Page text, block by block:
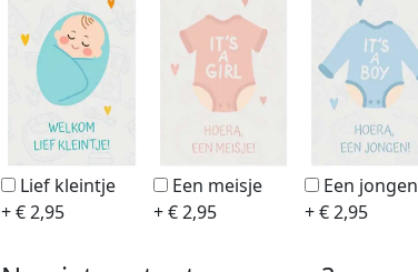
Lief kleintje
+ € 2,95
Een meisje
+ € 2,95
Een jongen
+ € 2,95